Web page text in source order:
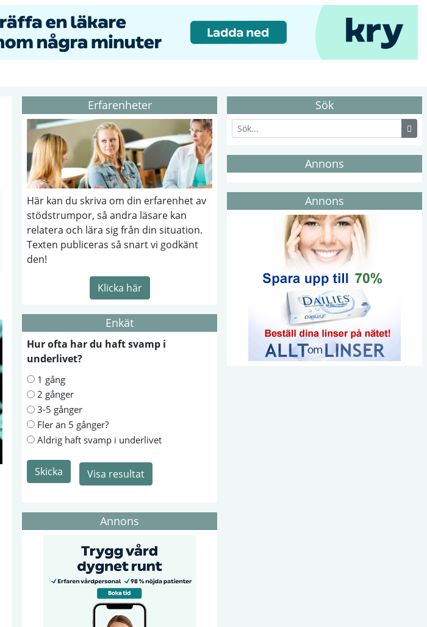
Erfarenheter
Här kan du skriva om din erfarenhet av
stödstrumpor, så andra läsare kan
relatera och lära sig från din situation.
Texten publiceras så snart vi godkänt
den!
Klicka här
Enkät
Hur ofta har du haft svamp i
underlivet?
1 gång
2 gånger
3-5 gånger
Fler än 5 gånger?
Aldrig haft svamp i underlivet
Skicka Visa resultat
Annons
Sök
Annons
Annons